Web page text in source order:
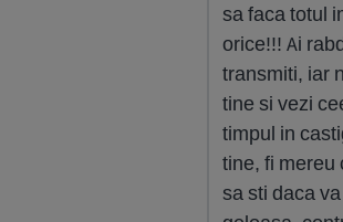
sa faca totul
orice!!! Ai
transmiti, iar
tine si vezi
timpul in
tine, fi mereu
sa sti daca